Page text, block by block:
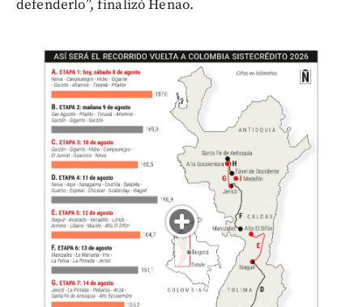
defenderlo”, finalizó Henao.